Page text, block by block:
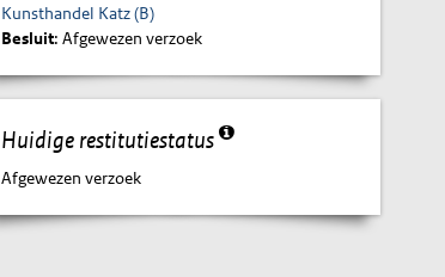
Kunsthandel Katz (B)
Besluit: Afgewezen verzoek
Huidige restitutiestatus
Afgewezen verzoek